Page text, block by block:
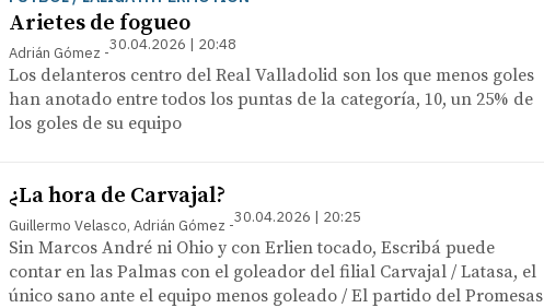
Arietes de fogueo
Adrián Gómez 30.04.2026 | 20:48
Los delanteros centro del Real Valladolid son los que menos goles
han anotado entre todos los puntas de la categoría, 10, un 25% de
los goles de su equipo
¿La hora de Carvajal?
Guillermo Velasco, Adrián Gómez 30.04.2026 | 20:25
Sin Marcos André ni Ohio y con Erlien tocado, Escribá puede
contar en las Palmas con el goleador del filial Carvajal / Latasa, el
único sano ante el equipo menos goleado / El partido del Promesas